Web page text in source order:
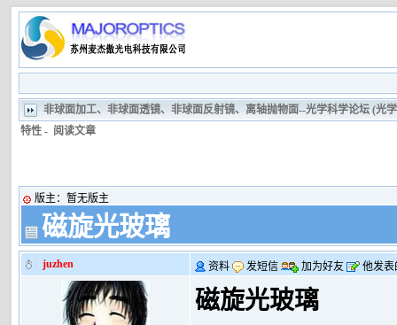
非球面加工、非球面透镜、非球面反射镜、离轴抛物面--光学科学论坛 (光
特性- 阅读文章
版主： 暂无版主
磁旋光玻璃
juzhen 资料 发短信 加为好友 他发表
磁旋光玻璃